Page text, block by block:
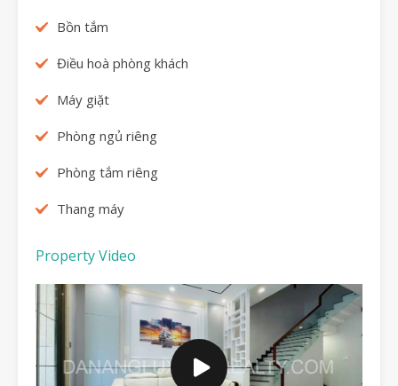
Bồn tắm
Điều hoà phòng khách
Máy giặt
Phòng ngủ riêng
Phòng tắm riêng
Thang máy
Property Video